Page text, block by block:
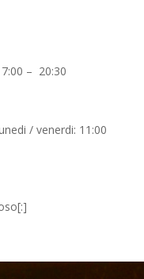
– 20:30
/ venerdi: 11:00